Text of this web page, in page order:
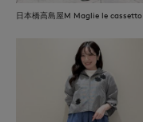
日本橋高島屋M Maglie le cassetto